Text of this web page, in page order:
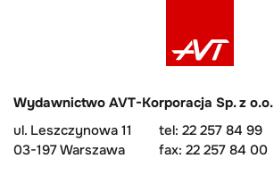
Wydawnictwo AVT-Korporacja Sp. z o.o.
ul. Leszczynowa 11
03-197 Warszawa
tel: 22 257 84 99
fax: 22 257 84 00